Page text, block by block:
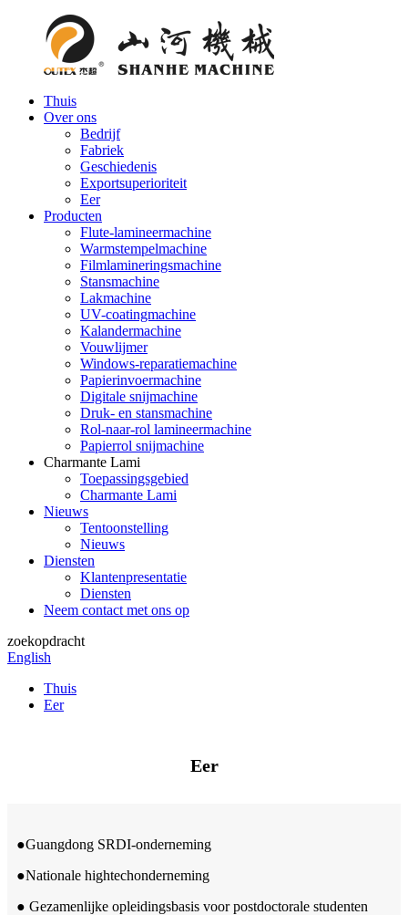
Thuis
Over ons
Bedrijf
Fabriek
Geschiedenis
Exportsuperioriteit
Eer
Producten
Flute-lamineermachine
Warmstempelmachine
Filmlamineringsmachine
Stansmachine
Lakmachine
UV-coatingmachine
Kalandermachine
Vouwlijmer
Windows-reparatiemachine
Papierinvoermachine
Digitale snijmachine
Druk- en stansmachine
Rol-naar-rol lamineermachine
Papierrol snijmachine
Charmante Lami
Toepassingsgebied
Charmante Lami
Nieuws
Tentoonstelling
Nieuws
Diensten
Klantenpresentatie
Diensten
Neem contact met ons op
zoekopdracht
English
Thuis
Eer
Eer
●Guangdong SRDI-onderneming
●Nationale hightechonderneming
● Gezamenlijke opleidingsbasis voor postdoctorale studenten